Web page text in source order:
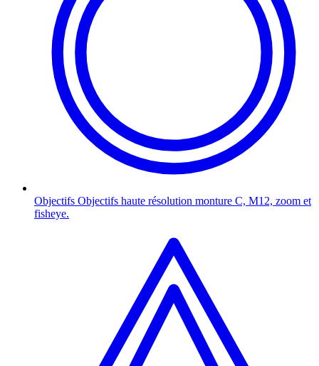
Objectifs Objectifs haute résolution monture C, M12, zoom et
fisheye.